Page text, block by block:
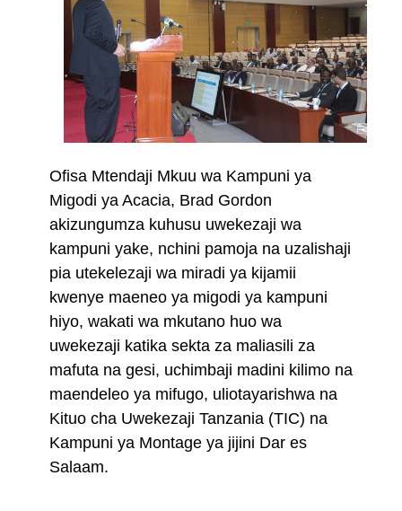
Ofisa Mtendaji Mkuu wa Kampuni ya
Migodi ya Acacia, Brad Gordon
akizungumza kuhusu uwekezaji wa
kampuni yake, nchini pamoja na uzalishaji
pia utekelezaji wa miradi ya kijamii
kwenye maeneo ya migodi ya kampuni
hiyo, wakati wa mkutano huo wa
uwekezaji katika sekta za maliasili za
mafuta na gesi, uchimbaji madini kilimo na
maendeleo ya mifugo, uliotayarishwa na
Kituo cha Uwekezaji Tanzania (TIC) na
Kampuni ya Montage ya jijini Dar es
Salaam.